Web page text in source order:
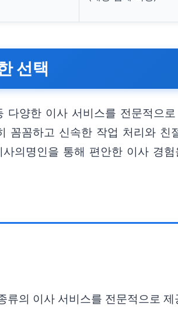
선택
양한 이사 서비스를 전문적으
꼼꼼하고 신속한 작업 처리와
의명인을 통해 편안한 이사 경
의 이사 서비스를 전문적으로